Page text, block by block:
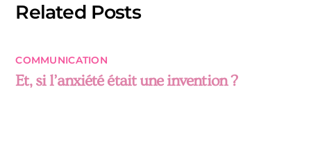
Related Posts
COMMUNICATION
Et, si l’anxiété était une invention ?